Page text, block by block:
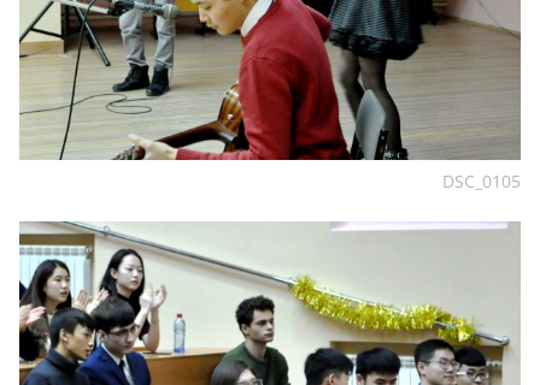
DSC_0105